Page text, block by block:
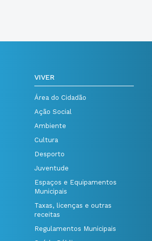
VIVER
Área do Cidadão
Ação Social
Ambiente
Cultura
Desporto
Juventude
Espaços e Equipamentos
Municipais
Taxas, licenças e outras
receitas
Regulamentos Municipais